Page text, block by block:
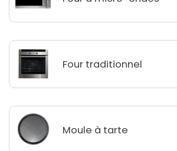
Four traditionnel
Moule à tarte